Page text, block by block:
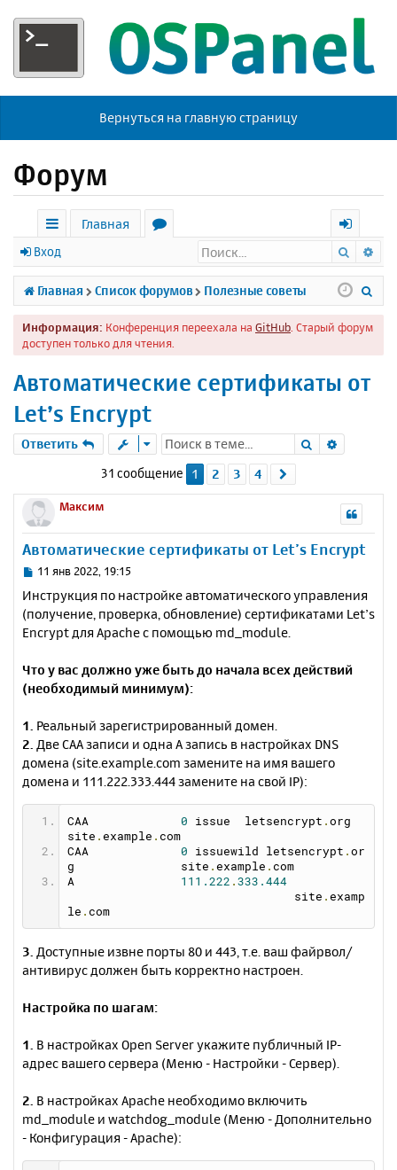
Вернуться на главную страницу
Форум
с
ы
л
к
Главная
р
у
м
х
о
д
Вход Поиск
Главная Список форумов Полезные советы
Информация: Конференция переехала на GitHub . Старый форум
доступен только для чтения.
Автоматические сертификаты от
Let’s Encrypt
Ответить Поиск
31 сообщение 1 2 3 4
Максим
Автоматические сертификаты от Let’s Encrypt
С
о
б
щ
н
е
11 янв 2022, 19:15
Инструкция по настройке автоматического управления
(получение, проверка, обновление) сертификатами Let’s
Encrypt для Apache с помощью md_module.
Что у вас должно уже быть до начала всех действий
(необходимый минимум):
1. Реальный зарегистрированный домен.
2. Две CAA записи и одна A запись в настройках DNS
домена (site.example.com замените на имя вашего
домена и 111.222.333.444 замените на свой IP):
0 issue  letsencrypt . org
site . example . com
0 issuewild letsencrypt . or
g		site . example . com
111.222 . 333.444
				site
. examp
le . com
3. Доступные извне порты 80 и 443, т.е. ваш файрвол/
антивирус должен быть корректно настроен.
Настройка по шагам:
1. В настройках Open Server укажите публичный IP-
адрес вашего сервера (Меню - Настройки - Сервер).
2. В настройках Apache необходимо включить
md_module и watchdog_module (Меню - Дополнительно
- Конфигурация - Apache):